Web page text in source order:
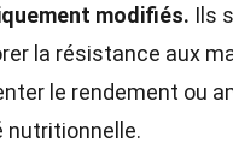
modifiés. Ils
la résistance aux
le rendement ou
nutritionnelle.